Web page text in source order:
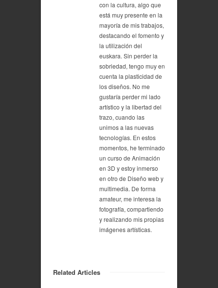
con la cultura, algo que
está muy presente en la
mayoría de mis trabajos,
destacando el fomento y
la utilización del
euskara. Sin perder la
sobriedad, tengo muy en
cuenta la plasticidad de
los diseños. No me
gustaría perder mi lado
artístico y la libertad del
trazo, cuando las
unimos a las nuevas
tecnologías. En estos
momentos, he terminado
un curso de Animación
en 3D y estoy inmerso
en otro de Diseño web y
multimedia. De forma
amateur, me interesa la
fotografía, compartiendo
y realizando mis propias
imágenes artísticas.
Related Articles